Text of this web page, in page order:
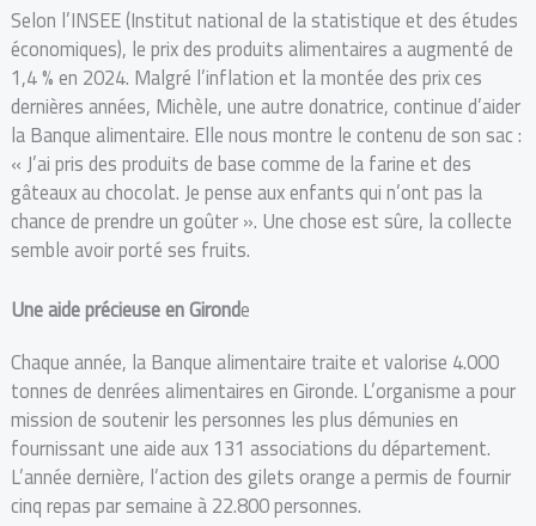
Selon l’INSEE (Institut national de la statistique et des études
économiques), le prix des produits alimentaires a augmenté de
1,4 % en 2024. Malgré l’inflation et la montée des prix ces
dernières années, Michèle, une autre donatrice, continue d’aider
la Banque alimentaire. Elle nous montre le contenu de son sac :
« J’ai pris des produits de base comme de la farine et des
gâteaux au chocolat. Je pense aux enfants qui n’ont pas la
chance de prendre un goûter ». Une chose est sûre, la collecte
semble avoir porté ses fruits.
Une aide précieuse en Gironde
Chaque année, la Banque alimentaire traite et valorise 4.000
tonnes de denrées alimentaires en Gironde. L’organisme a pour
mission de soutenir les personnes les plus démunies en
fournissant une aide aux 131 associations du département.
L’année dernière, l’action des gilets orange a permis de fournir
cinq repas par semaine à 22.800 personnes.